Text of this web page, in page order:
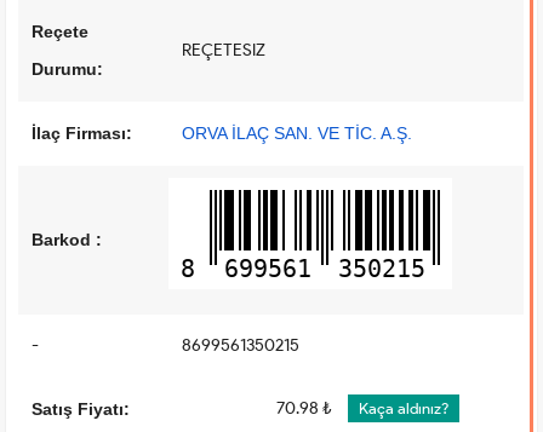
Reçete
Durumu:
REÇETESIZ
İlaç Firması: ORVA İLAÇ SAN. VE TİC. A.Ş.
Barkod :
8 699561 350215
- 8699561350215
Satış Fiyatı: 70.98 ₺ Kaça aldınız?